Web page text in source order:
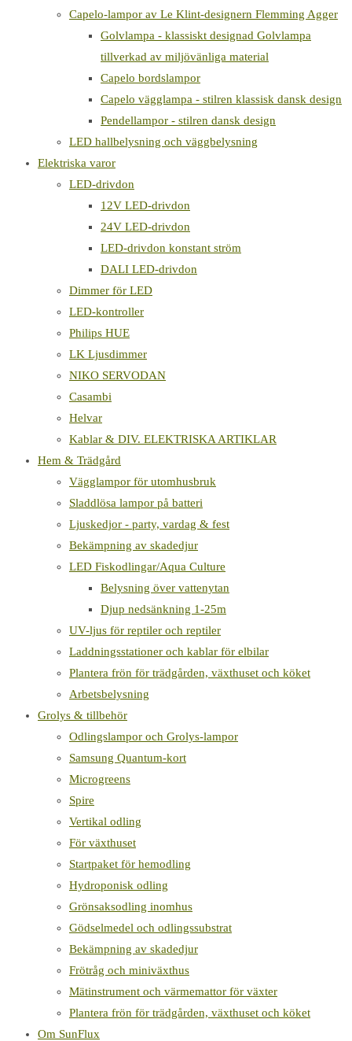
Capelo-lampor av Le Klint-designern Flemming Agger
Golvlampa - klassiskt designad Golvlampa
tillverkad av miljövänliga material
Capelo bordslampor
Capelo vägglampa - stilren klassisk dansk design
Pendellampor - stilren dansk design
LED hallbelysning och väggbelysning
Elektriska varor
LED-drivdon
12V LED-drivdon
24V LED-drivdon
LED-drivdon konstant ström
DALI LED-drivdon
Dimmer för LED
LED-kontroller
Philips HUE
LK Ljusdimmer
NIKO SERVODAN
Casambi
Helvar
Kablar & DIV. ELEKTRISKA ARTIKLAR
Hem & Trädgård
Vägglampor för utomhusbruk
Sladdlösa lampor på batteri
Ljuskedjor - party, vardag & fest
Bekämpning av skadedjur
LED Fiskodlingar/Aqua Culture
Belysning över vattenytan
Djup nedsänkning 1-25m
UV-ljus för reptiler och reptiler
Laddningsstationer och kablar för elbilar
Plantera frön för trädgården, växthuset och köket
Arbetsbelysning
Grolys & tillbehör
Odlingslampor och Grolys-lampor
Samsung Quantum-kort
Microgreens
Spire
Vertikal odling
För växthuset
Startpaket för hemodling
Hydroponisk odling
Grönsaksodling inomhus
Gödselmedel och odlingssubstrat
Bekämpning av skadedjur
Frötråg och miniväxthus
Mätinstrument och värmemattor för växter
Plantera frön för trädgården, växthuset och köket
Om SunFlux